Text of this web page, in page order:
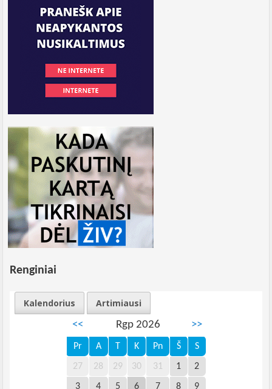
Renginiai
Kalendorius
Artimiausi
<<
Rgp 2026 >>
Pr A T K Pn Š S
27 28 29 30 31 1 2
3 4 5 6 7 8 9